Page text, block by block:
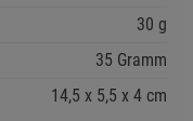
30 g
35 Gramm
14,5 5,5 4 cm